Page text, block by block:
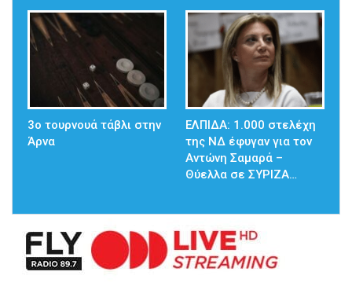
3ο τουρνουά τάβλι στην
Άρνα
ΕΛΠΙΔΑ: 1.000 στελέχη
της ΝΔ έφυγαν για τον
Αντώνη Σαμαρά –
Θύελλα σε ΣΥΡΙΖΑ…